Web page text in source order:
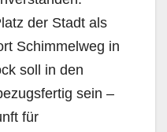
der Stadt als
Schimmelweg in
soll in den
sein –
für